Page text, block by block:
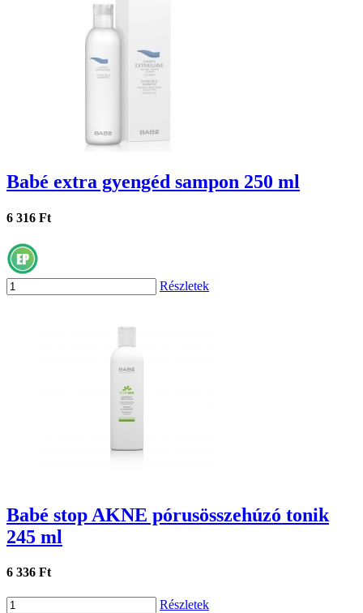
Babé extra gyengéd sampon 250 ml
6 316 Ft
Részletek
Babé stop AKNE pórusösszehúzó tonik
245 ml
6 336 Ft
Részletek